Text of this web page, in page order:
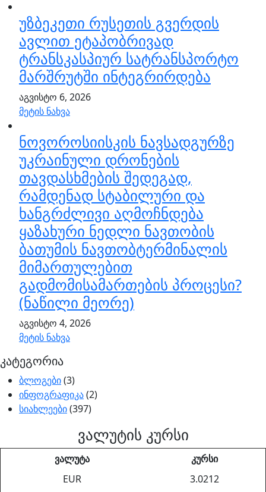
უზბეკეთი რუსეთის გვერდის
ავლით ეტაპობრივად
ტრანსკასპიურ სატრანსპორტო
მარშრუტში ინტეგრირდება
აგვისტო 6, 2026
მეტის ნახვა
ნოვოროსიისკის ნავსადგურზე
უკრაინული დრონების
თავდასხმების შედეგად,
რამდენად სტაბილური და
ხანგრძლივი აღმოჩნდება
ყაზახური ნედლი ნავთობის
ბათუმის ნავთობტერმინალის
მიმართულებით
გადმომისამართების პროცესი?
(ნაწილი მეორე)
აგვისტო 4, 2026
მეტის ნახვა
კატეგორია
ბლოგები(3)
ინფოგრაფიკა(2)
სიახლეები(397)
ვალუტის კურსი
ვალუტა
კურსი
EUR
3.0212